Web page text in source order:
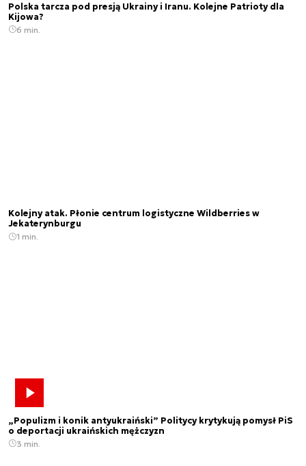
Polska tarcza pod presją Ukrainy i Iranu. Kolejne Patrioty dla
Kijowa?
6 min.
Kolejny atak. Płonie centrum logistyczne Wildberries w
Jekaterynburgu
1 min.
„Populizm i konik antyukraiński” Politycy krytykują pomysł PiS
o deportacji ukraińskich mężczyzn
3 min.